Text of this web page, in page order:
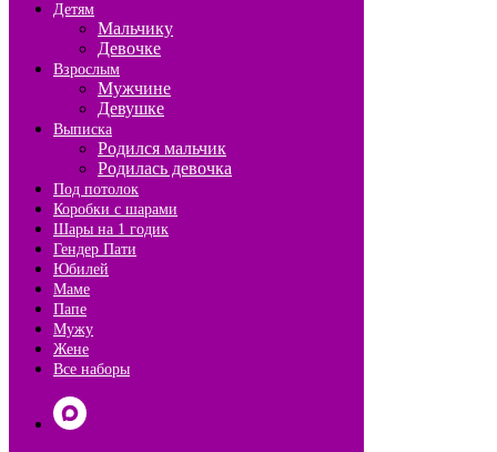
Детям
Мальчику
Девочке
Взрослым
Мужчине
Девушке
Выписка
Родился мальчик
Родилась девочка
Под потолок
Коробки с шарами
Шары на 1 годик
Гендер Пати
Юбилей
Маме
Папе
Мужу
Жене
Все наборы